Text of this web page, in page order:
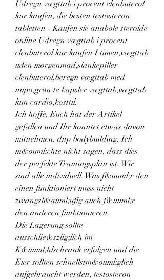
Udregn vægttab i procent clenbuterol
kur kaufen, die besten testosteron
tabletten - Kaufen sie anabole steroide
online Udregn vægttab i procent
clenbuterol kur kaufen I timen,vægttab
uden morgenmad,slankepiller
clenbuterol,beregn vægttab med
nupo,grøn te kapsler vægttab,vægttab
kun cardio,kosttil.
Ich hoffe, Euch hat der Artikel
gefallen und Ihr konntet etwas davon
mitnehmen, dnp bodybuilding. Ich
m&ouml;chte nicht sagen, dass dies
der perfekte Trainingsplan ist. Wir
sind alle individuell. Was f&uuml;r den
einen funktioniert muss nicht
zwangsl&auml;ufig auch f&uuml;r
den anderen funktionieren.
Die Lagerung sollte
ausschlie&szlig;lich im
K&uuml;hlschrank erfolgen und die
Eier sollten schnellstm&ouml;glich
aufgebraucht werden, testosteron